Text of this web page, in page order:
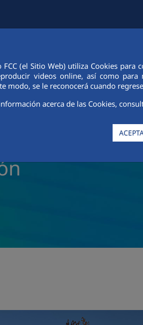
FCC (el Sitio Web) utiliza Cookies
videos online, así como
modo, se le reconocerá cuando
acerca de las Cookies,
de